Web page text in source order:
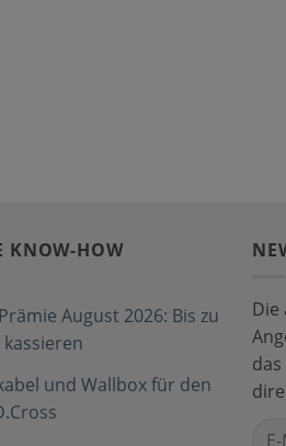
KNOW-HOW
August 2026: Bis zu
kassieren
und Wallbox für den
Die